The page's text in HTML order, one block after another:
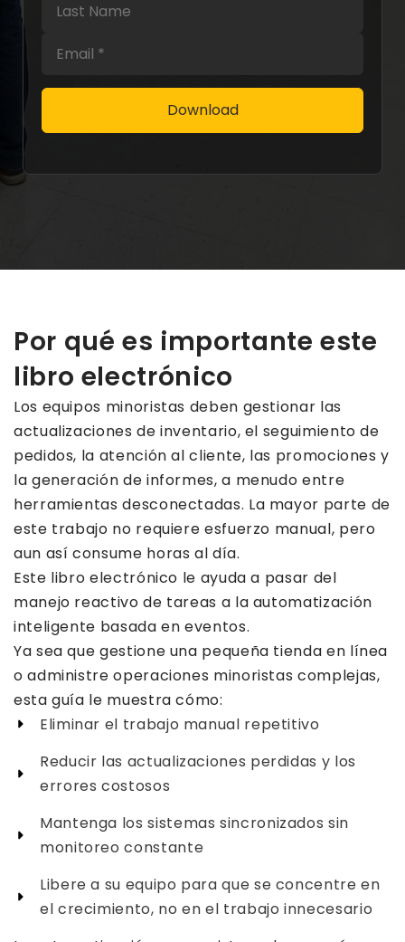
Por qué es importante este
libro electrónico
Los equipos minoristas deben gestionar las
actualizaciones de inventario, el seguimiento de
pedidos, la atención al cliente, las promociones y
la generación de informes, a menudo entre
herramientas desconectadas. La mayor parte de
este trabajo no requiere esfuerzo manual, pero
aun así consume horas al día.
Este libro electrónico le ayuda a pasar del
manejo reactivo de tareas a la automatización
inteligente basada en eventos.
Ya sea que gestione una pequeña tienda en línea
o administre operaciones minoristas complejas,
esta guía le muestra cómo:
Eliminar el trabajo manual repetitivo
Reducir las actualizaciones perdidas y los
errores costosos
Mantenga los sistemas sincronizados sin
monitoreo constante
Libere a su equipo para que se concentre en
el crecimiento, no en el trabajo innecesario